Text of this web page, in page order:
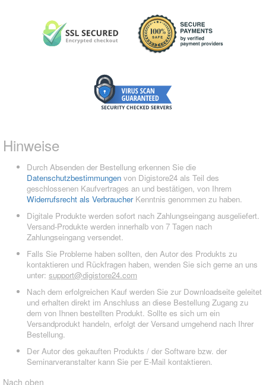
Hinweise
Durch Absenden der Bestellung erkennen Sie die
Datenschutzbestimmungen von Digistore24 als Teil des
geschlossenen Kaufvertrages an und bestätigen, von Ihrem
Widerrufsrecht als VerbraucherKenntnis genommen zu haben.
Digitale Produkte werden sofort nach Zahlungseingang ausgeliefert.
Versand-Produkte werden innerhalb von 7 Tagen nach
Zahlungseingang versendet.
Falls Sie Probleme haben sollten, den Autor des Produkts zu
kontaktieren und Rückfragen haben, wenden Sie sich gerne an uns
unter: support@digistore24.com
Nach dem erfolgreichen Kauf werden Sie zur Downloadseite geleitet
und erhalten direkt im Anschluss an diese Bestellung Zugang zu
dem von Ihnen bestellten Produkt. Sollte es sich um ein
Versandprodukt handeln, erfolgt der Versand umgehend nach Ihrer
Bestellung.
Der Autor des gekauften Produkts / der Software bzw. der
Seminarveranstalter kann Sie per E-Mail kontaktieren.
Nach oben